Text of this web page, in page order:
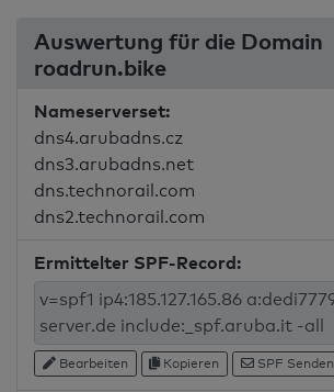
Auswertung für die Domain
roadrun.bike
Nameserverset:
dns4.arubadns.cz
dns3.arubadns.net
dns.technorail.com
dns2.technorail.com
Ermittelter SPF-Record:
Bearbeiten Kopieren SPF Senden